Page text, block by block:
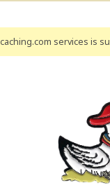
services is